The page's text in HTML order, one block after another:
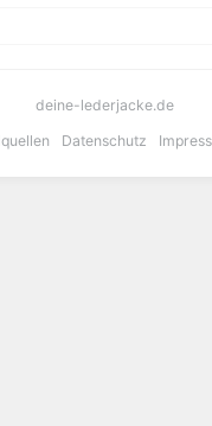
deine-lederjacke.de
Datenschutz